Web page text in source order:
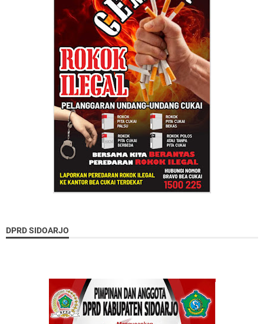
DPRD SIDOARJO